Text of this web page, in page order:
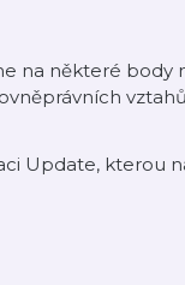
na některé body
Update, kterou